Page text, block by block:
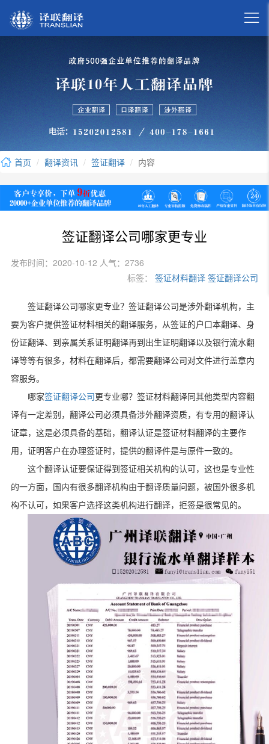

首页 翻译资讯 签证翻译 内容
签证翻译公司哪家更专业
发布时间：2020-10-12 人气：2736
标签：
签证材料翻译 签证翻译公司
签证翻译公司哪家更专业？签证翻译公司是涉外翻译机构，主
要为客户提供签证材料相关的翻译服务，从签证的户口本翻译、身
份证翻译、到亲属关系证明翻译再到出生证明翻译以及银行流水翻
译等等有很多，材料在翻译后，都需要翻译公司对文件进行盖章内
容服务。
哪家签证翻译公司 更专业哪？签证材料翻译同其他类型内容翻
译有一定差别，翻译公司必须具备涉外翻译资质，有专用的翻译认
证章，这是必须具备的基础，翻译认证是签证材料翻译的主要作
用，证明客户在办理签证时，提供的翻译件是与原件一致的。
这个翻译认证要保证得到签证相关机构的认可，这也是专业性
的一方面，国内有很多翻译机构由于翻译质量问题，被国外很多机
构不认可，如果客户选择这类机构进行翻译，拒签是很常见的。